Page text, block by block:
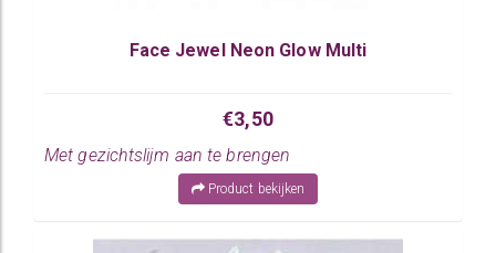
Face Jewel Neon Glow Multi
€3,50
Met gezichtslijm aan te brengen
Product bekijken